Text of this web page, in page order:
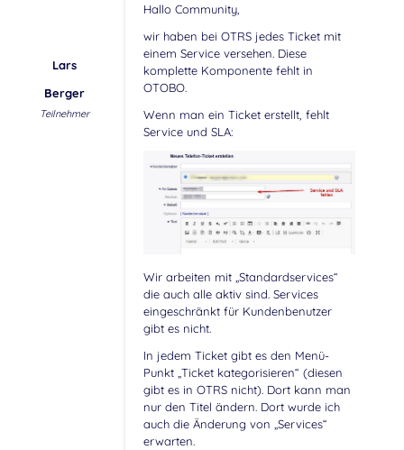
Lars
Berger
Teilnehmer
Hallo Community,
wir haben bei OTRS jedes Ticket mit
einem Service versehen. Diese
komplette Komponente fehlt in
OTOBO.
Wenn man ein Ticket erstellt, fehlt
Service und SLA:
Wir arbeiten mit „Standardservices“
die auch alle aktiv sind. Services
eingeschränkt für Kundenbenutzer
gibt es nicht.
In jedem Ticket gibt es den Menü-
Punkt „Ticket kategorisieren“ (diesen
gibt es in OTRS nicht). Dort kann man
nur den Titel ändern. Dort wurde ich
auch die Änderung von „Services“
erwarten.